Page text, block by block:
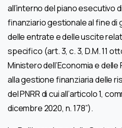
all’interno del piano esecutivo
finanziario gestionale al fine di
delle entrate e delle uscite
specifico (art. 3, c. 3, D.M. 11
Ministero dell’Economia e
alla gestione finanziaria delle
del PNRR di cui all’articolo 1,
dicembre 2020, n. 178”).